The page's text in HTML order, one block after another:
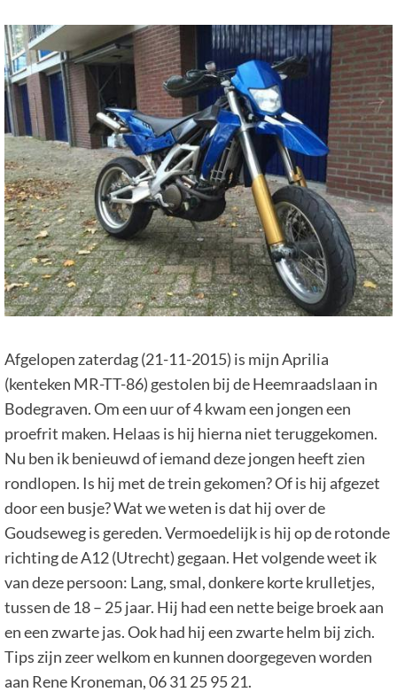
Afgelopen zaterdag (21-11-2015) is mijn Aprilia
(kenteken MR-TT-86) gestolen bij de Heemraadslaan in
Bodegraven. Om een uur of 4 kwam een jongen een
proefrit maken. Helaas is hij hierna niet teruggekomen.
Nu ben ik benieuwd of iemand deze jongen heeft zien
rondlopen. Is hij met de trein gekomen? Of is hij afgezet
door een busje? Wat we weten is dat hij over de
Goudseweg is gereden. Vermoedelijk is hij op de rotonde
richting de A12 (Utrecht) gegaan. Het volgende weet ik
van deze persoon: Lang, smal, donkere korte krulletjes,
tussen de 18 – 25 jaar. Hij had een nette beige broek aan
en een zwarte jas. Ook had hij een zwarte helm bij zich.
Tips zijn zeer welkom en kunnen doorgegeven worden
aan Rene Kroneman, 06 31 25 95 21.